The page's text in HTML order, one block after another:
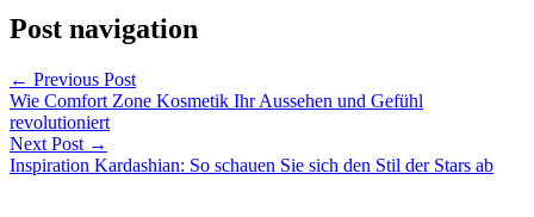
Post navigation
← Previous Post
Wie Comfort Zone Kosmetik Ihr Aussehen und Gefühl
revolutioniert
Next Post →
Inspiration Kardashian: So schauen Sie sich den Stil der Stars ab